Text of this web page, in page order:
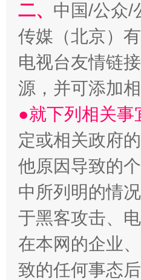
受贿1.44亿！段成刚被
全民健身五年计划来了！
二、 中国/公众/
传媒（北京）
电视台友情链
源，并可添加相
●就下列相关
定或相关政府
他原因导致的
中所列明的情
于黑客攻击、
在本网的企业
致的任何事态后